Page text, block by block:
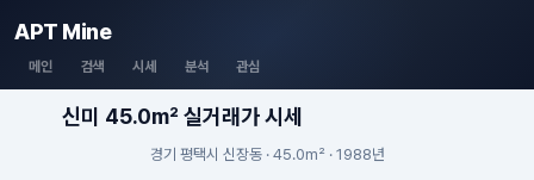
APT Mine
메인 검색 시세 분석 관심
신미 45.0m² 실거래가 시세
경기 평택시 신장동 · 45.0m² · 1988년